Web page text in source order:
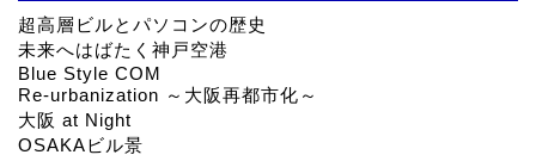
超高層ビルとパソコンの歴史
未来へはばたく神戸空港
Blue Style COM
Re-urbanization ～大阪再都市化～
大阪 at Night
OSAKAビル景